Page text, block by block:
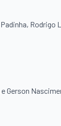
Rodrigo
e Gerson